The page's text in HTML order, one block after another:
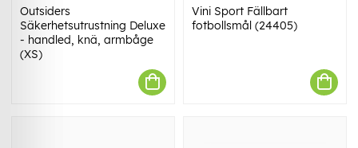
Outsiders
Säkerhetsutrustning Deluxe
- handled, knä, armbåge
(XS)
Vini Sport Fällbart
fotbollsmål (24405)